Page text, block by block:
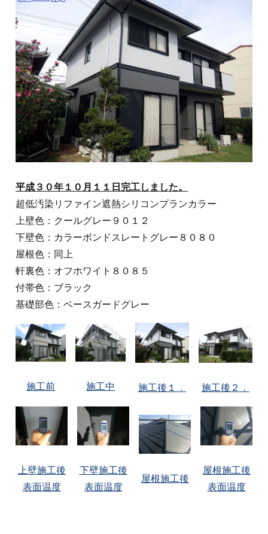
平成３０年１０月１１日完工しました。
超低汚染リファイン遮熱シリコンプランカラー
上壁色：クールグレー９０１２
下壁色：カラーボンドスレートグレー８０８０
屋根色：同上
軒裏色：オフホワイト８０８５
付帯色：ブラック
基礎部色：ベースガードグレー
施工前 施工中 施工後１． 施工後２．
上壁施工後
表面温度
下壁施工後
表面温度
屋根施工後
屋根施工後
表面温度